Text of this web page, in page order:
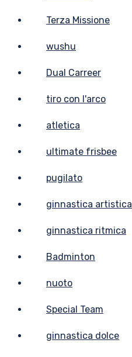
Terza Missione
wushu
Dual Carreer
tiro con l'arco
atletica
ultimate frisbee
pugilato
ginnastica artistica
ginnastica ritmica
Badminton
nuoto
Special Team
ginnastica dolce